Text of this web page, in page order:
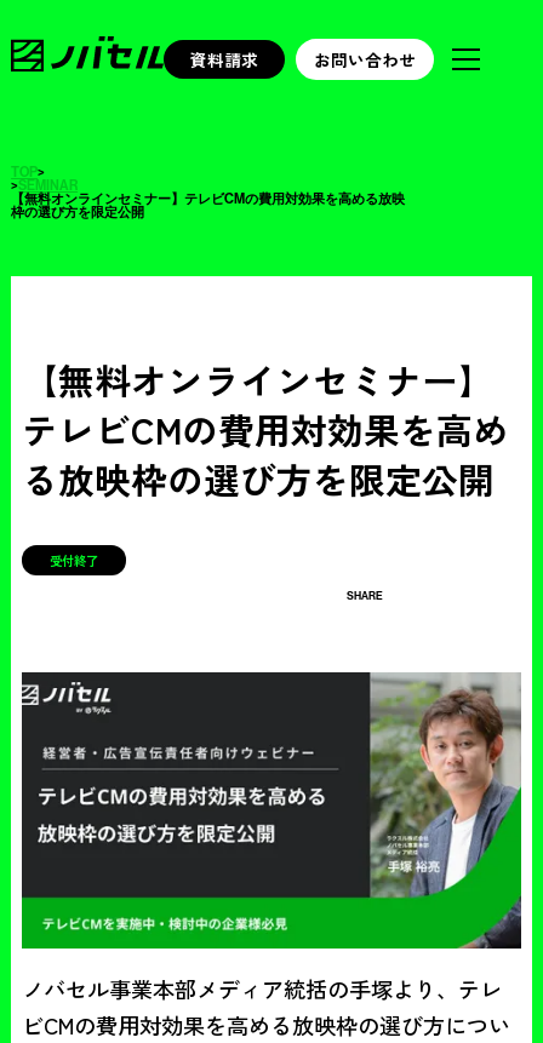
資料請求 お問い合わせ
TOP>
>SEMINAR
【無料オンラインセミナー】テレビCMの費用対効果を高める放映
枠の選び方を限定公開
【無料オンラインセミナー】
テレビCMの費用対効果を高め
る放映枠の選び方を限定公開
受付終了
SHARE
ノバセル事業本部メディア統括の手塚より、テレ
ビCMの費用対効果を高める放映枠の選び方につい